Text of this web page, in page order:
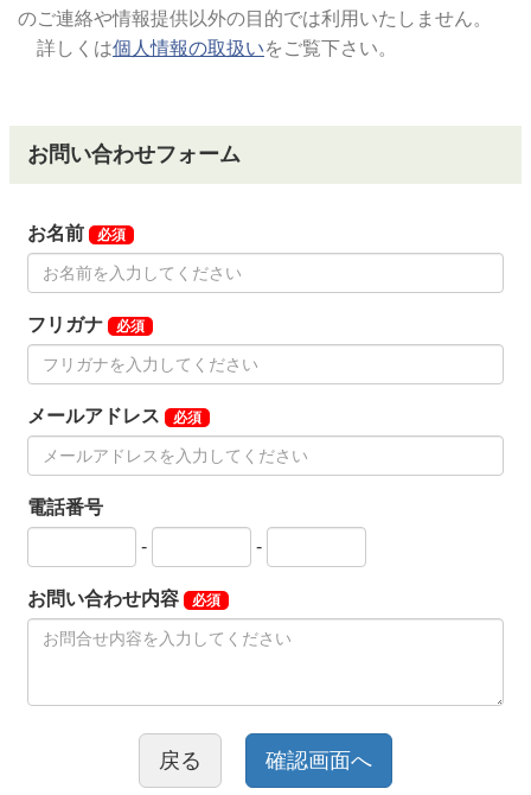
のご連絡や情報提供以外の目的では利用いたしません。
詳しくは個人情報の取扱いをご覧下さい。
お問い合わせフォーム
お名前 必須
フリガナ 必須
メールアドレス 必須
電話番号
-
-
お問い合わせ内容 必須
戻る